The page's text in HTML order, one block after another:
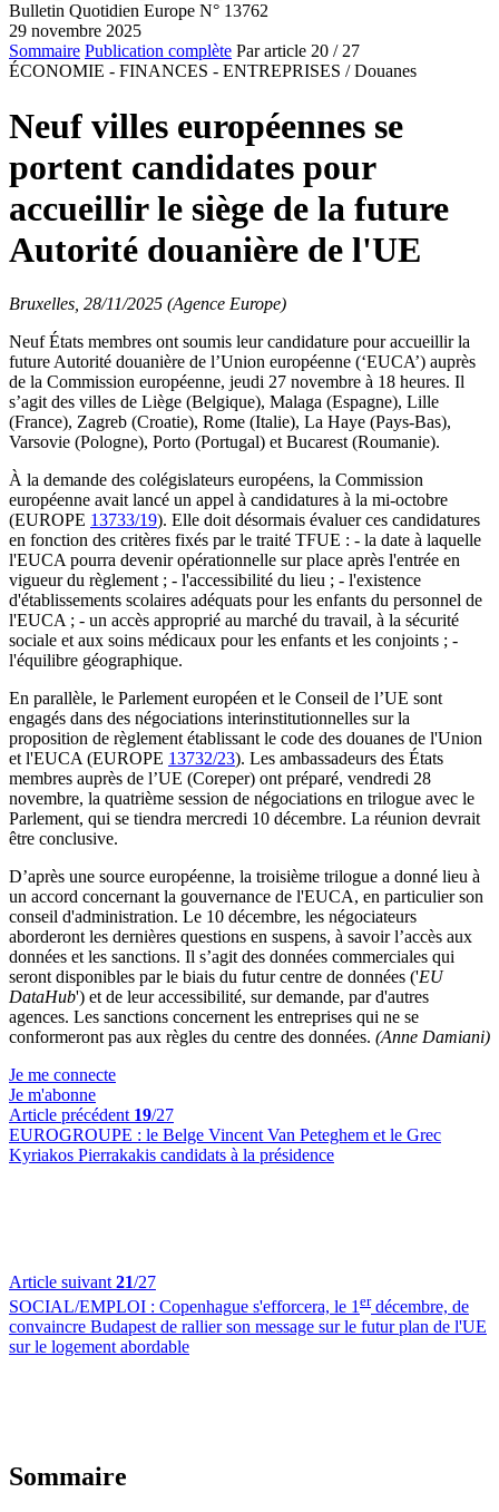
Bulletin Quotidien Europe N° 13762
29 novembre 2025
Sommaire Publication complète Par article 20 / 27
ÉCONOMIE - FINANCES - ENTREPRISES / Douanes
Neuf villes européennes se
portent candidates pour
accueillir le siège de la future
Autorité douanière de l'UE
Bruxelles, 28/11/2025 (Agence Europe)
Neuf États membres ont soumis leur candidature pour accueillir la
future Autorité douanière de l’Union européenne (‘EUCA’) auprès
de la Commission européenne, jeudi 27 novembre à 18 heures. Il
s’agit des villes de Liège (Belgique), Malaga (Espagne), Lille
(France), Zagreb (Croatie), Rome (Italie), La Haye (Pays-Bas),
Varsovie (Pologne), Porto (Portugal) et Bucarest (Roumanie).
À la demande des colégislateurs européens, la Commission
européenne avait lancé un appel à candidatures à la mi-octobre
(EUROPE 13733/19). Elle doit désormais évaluer ces candidatures
en fonction des critères fixés par le traité TFUE : - la date à laquelle
l'EUCA pourra devenir opérationnelle sur place après l'entrée en
vigueur du règlement ; - l'accessibilité du lieu ; - l'existence
d'établissements scolaires adéquats pour les enfants du personnel de
l'EUCA ; - un accès approprié au marché du travail, à la sécurité
sociale et aux soins médicaux pour les enfants et les conjoints ; -
l'équilibre géographique.
En parallèle, le Parlement européen et le Conseil de l’UE sont
engagés dans des négociations interinstitutionnelles sur la
proposition de règlement établissant le code des douanes de l'Union
et l'EUCA (EUROPE 13732/23). Les ambassadeurs des États
membres auprès de l’UE (Coreper) ont préparé, vendredi 28
novembre, la quatrième session de négociations en trilogue avec le
Parlement, qui se tiendra mercredi 10 décembre. La réunion devrait
être conclusive.
D’après une source européenne, la troisième trilogue a donné lieu à
un accord concernant la gouvernance de l'EUCA, en particulier son
conseil d'administration. Le 10 décembre, les négociateurs
aborderont les dernières questions en suspens, à savoir l’accès aux
données et les sanctions. Il s’agit des données commerciales qui
seront disponibles par le biais du futur centre de données ('EU
DataHub') et de leur accessibilité, sur demande, par d'autres
agences. Les sanctions concernent les entreprises qui ne se
conformeront pas aux règles du centre des données. (Anne Damiani)
Je me connecte
Je m'abonne
Article précédent 19/27
EUROGROUPE : le Belge Vincent Van Peteghem et le Grec
Kyriakos Pierrakakis candidats à la présidence
Article suivant 21/27
SOCIAL/EMPLOI : Copenhague s'efforcera, le 1 erdécembre, de
convaincre Budapest de rallier son message sur le futur plan de l'UE
sur le logement abordable
Sommaire